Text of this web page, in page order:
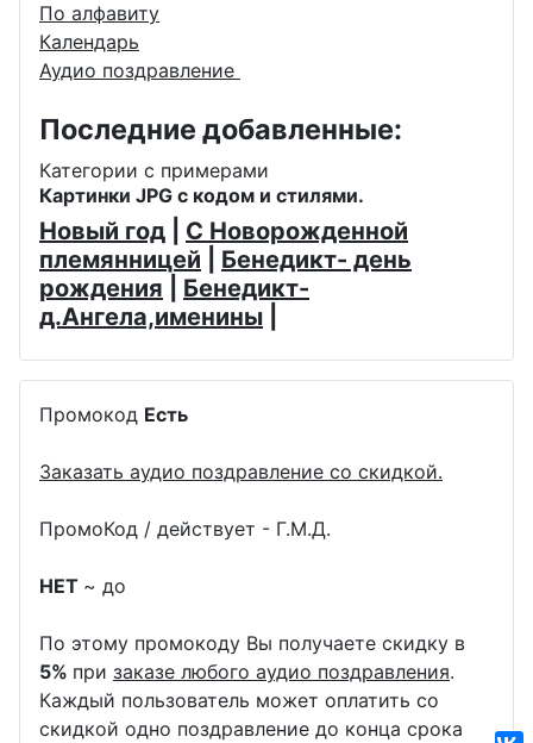
По алфавиту
Календарь
Аудио поздравление
Последние добавленные:
Категории с примерами
Картинки JPG с кодом и стилями.
Новый год
С Новорожденной
племянницей
Бенедикт- день
рождения
Бенедикт-
д.Ангела,именины
Промокод Есть
Заказать аудио поздравление со скидкой.
ПромоКод / действует - Г.М.Д.
НЕТ ~ до
По этому промокоду Вы получаете скидку в
5% при заказе любого аудио поздравления.
Каждый пользователь может оплатить со
скидкой одно поздравление до конца срока